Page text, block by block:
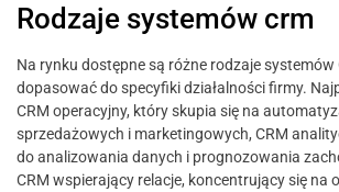
Rodzaje systemów crm
Na rynku dostępne są różne rodzaje systemów
dopasować do specyfiki działalności firmy.
CRM operacyjny, który skupia się na
sprzedażowych i marketingowych, CRM
do analizowania danych i prognozowania
CRM wspierający relacje, koncentrujący się na